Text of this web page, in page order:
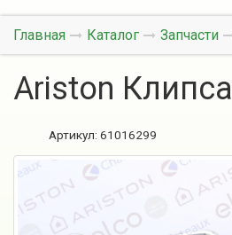
Главная Каталог Запчасти
Ariston Клипса
Артикул: 61016299